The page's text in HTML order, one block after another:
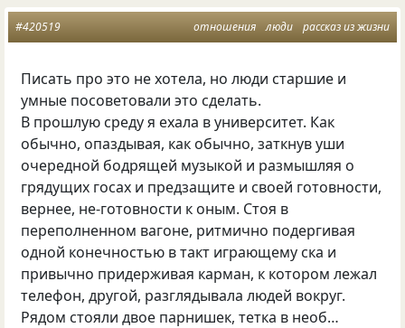
отношения люди рассказ из жизни
#420519
Писать про это не хотела, но люди старшие и
умные посоветовали это сделать.
В прошлую среду я ехала в университет. Как
обычно, опаздывая, как обычно, заткнув уши
очередной бодрящей музыкой и размышляя о
грядущих госах и предзащите и своей готовности,
вернее, не-готовности к оным. Стоя в
переполненном вагоне, ритмично подергивая
одной конечностью в такт играющему ска и
привычно придерживая карман, к котором лежал
телефон, другой, разглядывала людей вокруг.
Рядом стояли двое парнишек, тетка в необ…